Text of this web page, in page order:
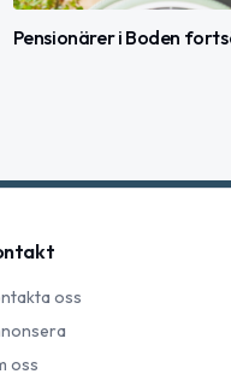
Pensionärer i Boden
oss
oss